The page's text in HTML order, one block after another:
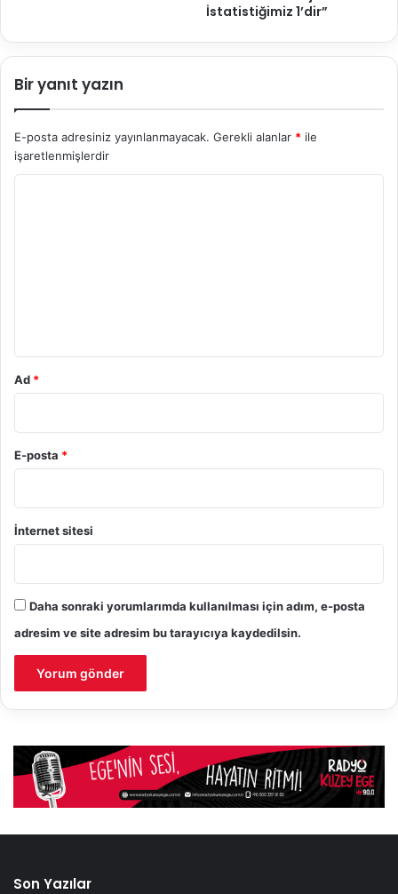
İstatistiğimiz 1’dir”
Bir yanıt yazın
E-posta adresiniz yayınlanmayacak. Gerekli alanlar * ile
işaretlenmişlerdir
Ad *
E-posta *
İnternet sitesi
Daha sonraki yorumlarımda kullanılması için adım, e-posta
adresim ve site adresim bu tarayıcıya kaydedilsin.
Son Yazılar